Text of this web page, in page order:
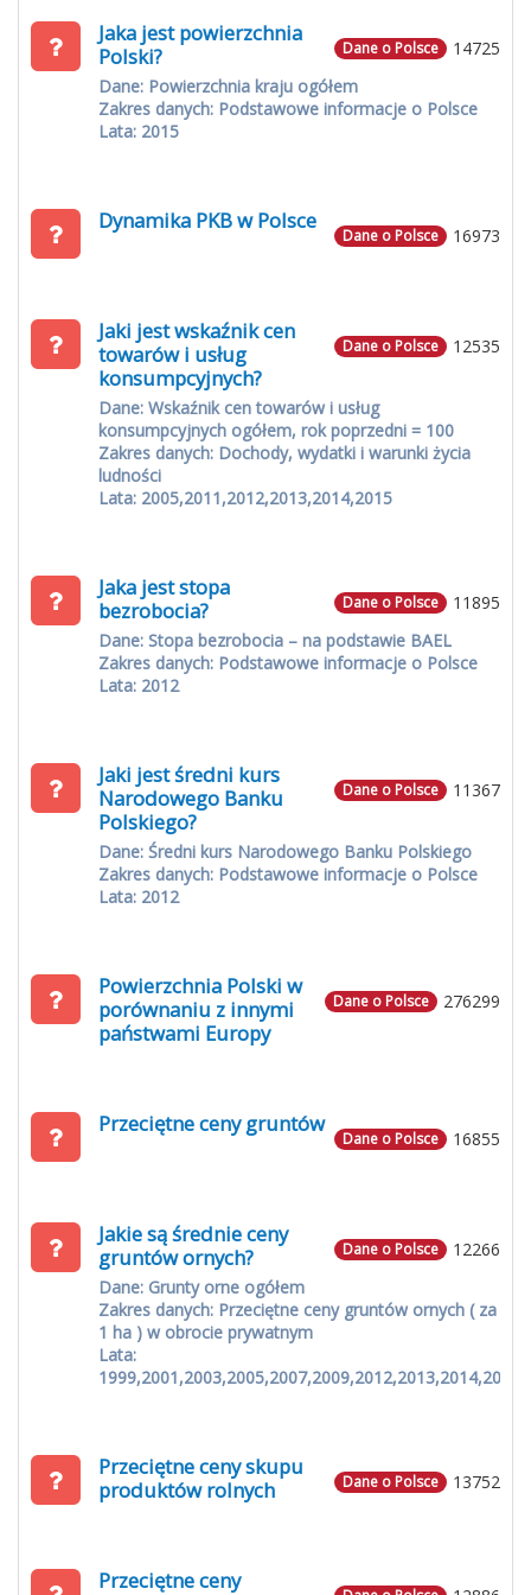
14725
Dane o Polsce
Jaka jest powierzchnia
Polski?
Dane: Powierzchnia kraju ogółem
Zakres danych: Podstawowe informacje o Polsce
Lata: 2015
16973
Dane o Polsce
Dynamika PKB w Polsce
12535
Dane o Polsce
Jaki jest wskaźnik cen
towarów i usług
konsumpcyjnych?
Dane: Wskaźnik cen towarów i usług
konsumpcyjnych ogółem, rok poprzedni = 100
Zakres danych: Dochody, wydatki i warunki życia
ludności
Lata: 2005,2011,2012,2013,2014,2015
11895
Dane o Polsce
Jaka jest stopa
bezrobocia?
Dane: Stopa bezrobocia – na podstawie BAEL
Zakres danych: Podstawowe informacje o Polsce
Lata: 2012
11367
Dane o Polsce
Jaki jest średni kurs
Narodowego Banku
Polskiego?
Dane: Średni kurs Narodowego Banku Polskiego
Zakres danych: Podstawowe informacje o Polsce
Lata: 2012
276299
Dane o Polsce
Powierzchnia Polski w
porównaniu z innymi
państwami Europy
16855
Dane o Polsce
Przeciętne ceny gruntów
12266
Dane o Polsce
Jakie są średnie ceny
gruntów ornych?
Dane: Grunty orne ogółem
Zakres danych: Przeciętne ceny gruntów ornych ( za
1 ha ) w obrocie prywatnym
Lata:
1999,2001,2003,2005,2007,2009,2012,2013,2014,2015
13752
Dane o Polsce
Przeciętne ceny skupu
produktów rolnych
Przeciętne ceny